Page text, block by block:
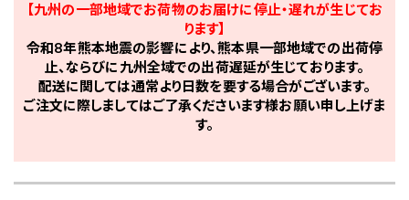
【九州の一部地域でお荷物のお届けに停止・遅れが生じてお
ります】
令和8年熊本地震の影響により、熊本県一部地域での出荷停
止、ならびに九州全域での出荷遅延が生じております。
配送に関しては通常より日数を要する場合がございます。
ご注文に際しましてはご了承くださいます様お願い申し上げま
す。